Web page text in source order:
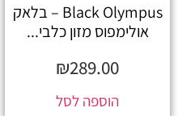
Black Olympus – בלאק
אולימפוס מזון כלבי...
₪289.00
הוספה לסל